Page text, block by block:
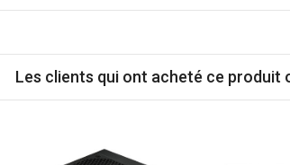
Les clients qui ont acheté ce produit